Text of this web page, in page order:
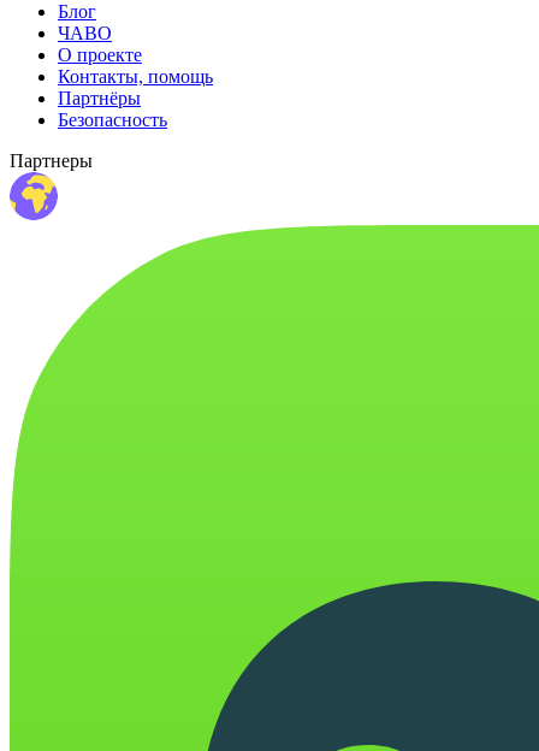
Блог
ЧАВО
О проекте
Контакты, помощь
Партнёры
Безопасность
Партнеры